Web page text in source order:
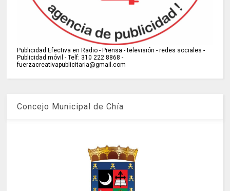
Publicidad Efectiva en Radio - Prensa - televisión - redes sociales -
Publicidad móvil - Telf: 310 222 8868 -
fuerzacreativapublicitaria@gmail.com
Concejo Municipal de Chía